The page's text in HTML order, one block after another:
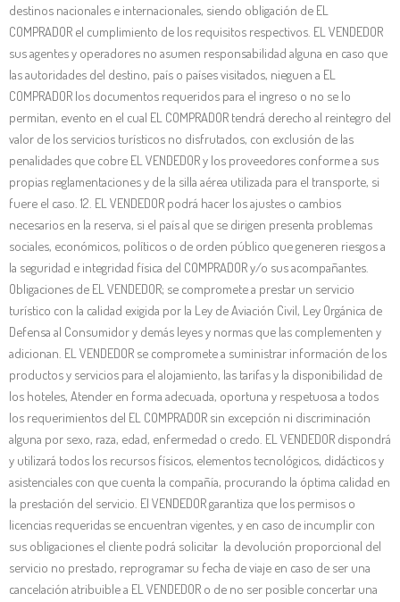
destinos nacionales e internacionales, siendo obligación de EL
COMPRADOR el cumplimiento de los requisitos respectivos. EL VENDEDOR
sus agentes y operadores no asumen responsabilidad alguna en caso que
las autoridades del destino, país o países visitados, nieguen a EL
COMPRADOR los documentos requeridos para el ingreso o no se lo
permitan, evento en el cual EL COMPRADOR tendrá derecho al reintegro del
valor de los servicios turísticos no disfrutados, con exclusión de las
penalidades que cobre EL VENDEDOR y los proveedores conforme a sus
propias reglamentaciones y de la silla aérea utilizada para el transporte, si
fuere el caso. 12. EL VENDEDOR podrá hacer los ajustes o cambios
necesarios en la reserva, si el país al que se dirigen presenta problemas
sociales, económicos, políticos o de orden público que generen riesgos a
la seguridad e integridad física del COMPRADOR y/o sus acompañantes.
Obligaciones de EL VENDEDOR; se compromete a prestar un servicio
turístico con la calidad exigida por la Ley de Aviación Civil, Ley Orgánica de
Defensa al Consumidor y demás leyes y normas que las complementen y
adicionan. EL VENDEDOR se compromete a suministrar información de los
productos y servicios para el alojamiento, las tarifas y la disponibilidad de
los hoteles, Atender en forma adecuada, oportuna y respetuosa a todos
los requerimientos del EL COMPRADOR sin excepción ni discriminación
alguna por sexo, raza, edad, enfermedad o credo. EL VENDEDOR dispondrá
y utilizará todos los recursos físicos, elementos tecnológicos, didácticos y
asistenciales con que cuenta la compañía, procurando la óptima calidad en
la prestación del servicio. El VENDEDOR garantiza que los permisos o
licencias requeridas se encuentran vigentes, y en caso de incumplir con
sus obligaciones el cliente podrá solicitar la devolución proporcional del
servicio no prestado, reprogramar su fecha de viaje en caso de ser una
cancelación atribuible a EL VENDEDOR o de no ser posible concertar una